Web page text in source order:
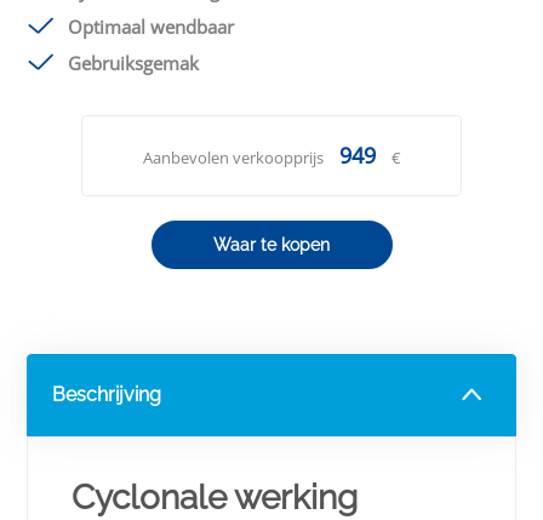
Optimaal wendbaar
Gebruiksgemak
Aanbevolen verkoopprijs 949 €
Waar te kopen
Beschrijving
Cyclonale werking